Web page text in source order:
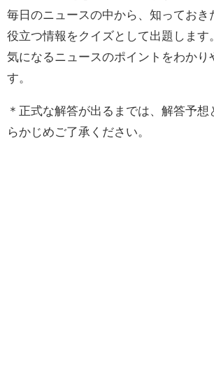
毎日のニュースの中から、知っておき
役立つ情報をクイズとして出題します
気になるニュースのポイントをわかり
す。
＊正式な解答が出るまでは、解答予想
らかじめご了承ください。